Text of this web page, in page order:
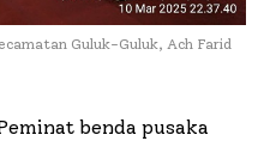
Guluk-Guluk, Ach Farid
benda pusaka